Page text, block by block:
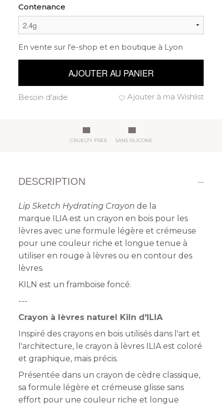
Contenance
En vente sur l'e-shop et en boutique à Lyon
AJOUTER AU PANIER
Ajouter à ma Wishlist
Besoin d'aide
CRUELTY FREE SANS SILICONE
DESCRIPTION
Lip Sketch Hydrating Crayon de la
marque ILIA est un crayon en bois pour les
lèvres avec une formule légère et crémeuse
pour une couleur riche et longue tenue à
utiliser en rouge à lèvres ou en contour des
lèvres.
KILN est un framboise foncé.
---
Crayon à lèvres naturel Kiln d'ILIA
Inspiré des crayons en bois utilisés dans l'art et
l'architecture, le crayon à lèvres ILIA est coloré
et graphique, mais précis.
Présentée dans un crayon de cèdre classique,
sa formule légère et crémeuse glisse sans
effort pour une couleur riche et longue